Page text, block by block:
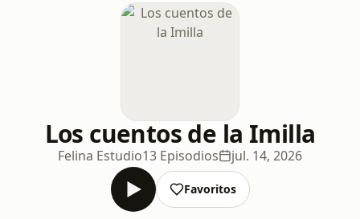
Los cuentos de la Imilla
Felina Estudio13 Episodios jul. 14, 2026
Favoritos